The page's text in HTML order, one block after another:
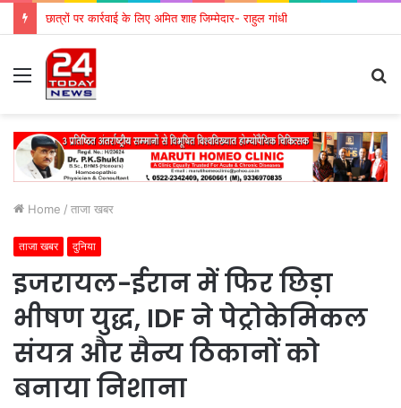
छात्रों पर कार्रवाई के लिए अमित शाह जिम्मेदार- राहुल गांधी
Menu
Home / ताजा खबर
ताजा खबर दुनिया
इजरायल-ईरान में फिर छिड़ा
भीषण युद्ध, IDF ने पेट्रोकेमिकल
संयत्र और सैन्य ठिकानों को
बनाया निशाना